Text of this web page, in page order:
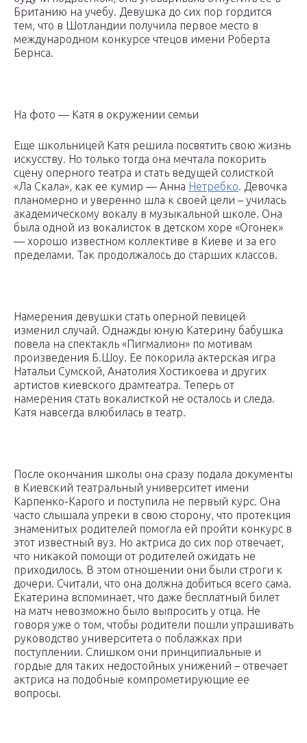
Британию на учебу. Девушка до сих пор гордится
тем, что в Шотландии получила первое место в
международном конкурсе чтецов имени Роберта
Бернса.
На фото — Катя в окружении семьи
Еще школьницей Катя решила посвятить свою жизнь
искусству. Но только тогда она мечтала покорить
сцену оперного театра и стать ведущей солисткой
«Ла Скала», как ее кумир — Анна Нетребко. Девочка
планомерно и уверенно шла к своей цели – училась
академическому вокалу в музыкальной школе. Она
была одной из вокалисток в детском хоре «Огонек»
— хорошо известном коллективе в Киеве и за его
пределами. Так продолжалось до старших классов.
Намерения девушки стать оперной певицей
изменил случай. Однажды юную Катерину бабушка
повела на спектакль «Пигмалион» по мотивам
произведения Б.Шоу. Ее покорила актерская игра
Натальи Сумской, Анатолия Хостикоева и других
артистов киевского драмтеатра. Теперь от
намерения стать вокалисткой не осталось и следа.
Катя навсегда влюбилась в театр.
После окончания школы она сразу подала документы
в Киевский театральный университет имени
Карпенко-Карого и поступила не первый курс. Она
часто слышала упреки в свою сторону, что протекция
знаменитых родителей помогла ей пройти конкурс в
этот известный вуз. Но актриса до сих пор отвечает,
что никакой помощи от родителей ожидать не
приходилось. В этом отношении они были строги к
дочери. Считали, что она должна добиться всего сама.
Екатерина вспоминает, что даже бесплатный билет
на матч невозможно было выпросить у отца. Не
говоря уже о том, чтобы родители пошли упрашивать
руководство университета о поблажках при
поступлении. Слишком они принципиальные и
гордые для таких недостойных унижений – отвечает
актриса на подобные компрометирующие ее
вопросы.